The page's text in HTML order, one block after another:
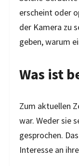
erscheint oder
der Kamera zu
geben, warum
Was ist
Zum aktuellen
war. Weder sie
gesprochen.
Interesse an